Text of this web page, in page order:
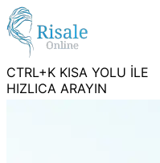
CTRL+K KISA YOLU İLE
HIZLICA ARAYIN